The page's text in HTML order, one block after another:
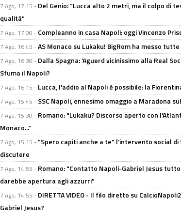
7 Ago, 17:15 - Del Genio: "Lucca alto 2 metri, ma il colpo di
qualità"
7 Ago, 17:00 - Compleanno in casa Napoli: oggi Vincenzo
7 Ago, 16:45 -AS Monaco su Lukaku! BigRom ha messo
7 Ago, 16:30 - Dalla Spagna: ‘Aguerd vicinissimo alla Real
Sfuma il Napoli?
7 Ago, 16:15 - Lucca, l'addio al Napoli è possibile: la
7 Ago, 15:45 - SSC Napoli, ennesimo omaggio a Maradona
7 Ago, 15:30 - Romano: "Lukaku? Discorso aperto con
Monaco..."
7 Ago, 15:15 - "Spero capiti anche a te" l'intervento social di
discutere
7 Ago, 14:55 - Romano: "Contatto Napoli-Gabriel Jesus
darebbe apertura agli azzurri"
7 Ago, 14:55 - DIRETTA VIDEO - Il filo diretto su
Gabriel Jesus?